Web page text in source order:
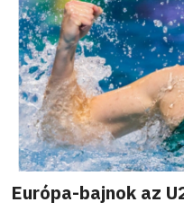
Európa-bajnok az